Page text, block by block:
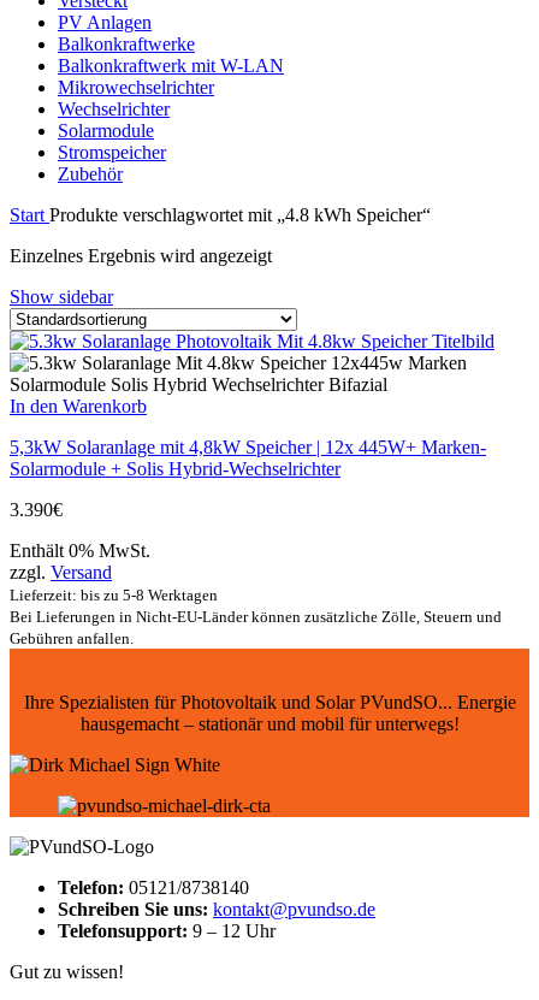
PV Anlagen
Balkonkraftwerke
Balkonkraftwerk mit W-LAN
Mikrowechselrichter
Wechselrichter
Solarmodule
Stromspeicher
Zubehör
Start Produkte verschlagwortet mit „4.8 kWh Speicher“
Einzelnes Ergebnis wird angezeigt
Show sidebar
In den Warenkorb
5,3kW Solaranlage mit 4,8kW Speicher | 12x 445W+ Marken-
Solarmodule + Solis Hybrid-Wechselrichter
3.390€
Enthält 0% MwSt.
zzgl. Versand
Lieferzeit: bis zu 5-8 Werktagen
Bei Lieferungen in Nicht-EU-Länder können zusätzliche Zölle, Steuern und
Gebühren anfallen.
Ihre Spezialisten für Photovoltaik und Solar PVundSO... Energie
hausgemacht – stationär und mobil für unterwegs!
Telefon: 05121/8738140
Schreiben Sie uns: kontakt@pvundso.de
Telefonsupport: 9 – 12 Uhr
Gut zu wissen!